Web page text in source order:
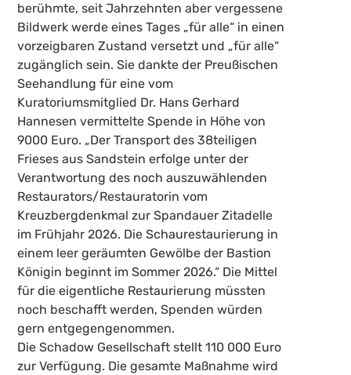
berühmte, seit Jahrzehnten aber vergessene
Bildwerk werde eines Tages „für alle“ in einen
vorzeigbaren Zustand versetzt und „für alle“
zugänglich sein. Sie dankte der Preußischen
Seehandlung für eine vom
Kuratoriumsmitglied Dr. Hans Gerhard
Hannesen vermittelte Spende in Höhe von
9000 Euro. „Der Transport des 38teiligen
Frieses aus Sandstein erfolge unter der
Verantwortung des noch auszuwählenden
Restaurators/Restauratorin vom
Kreuzbergdenkmal zur Spandauer Zitadelle
im Frühjahr 2026. Die Schaurestaurierung in
einem leer geräumten Gewölbe der Bastion
Königin beginnt im Sommer 2026.“ Die Mittel
für die eigentliche Restaurierung müssten
noch beschafft werden, Spenden würden
gern entgegengenommen.
Die Schadow Gesellschaft stellt 110 000 Euro
zur Verfügung. Die gesamte Maßnahme wird